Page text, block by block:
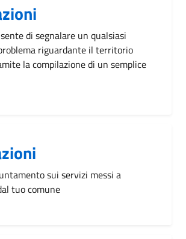
di segnalare un qualsiasi
riguardante il territorio
la compilazione di un semplice
sui servizi messi a
tuo comune